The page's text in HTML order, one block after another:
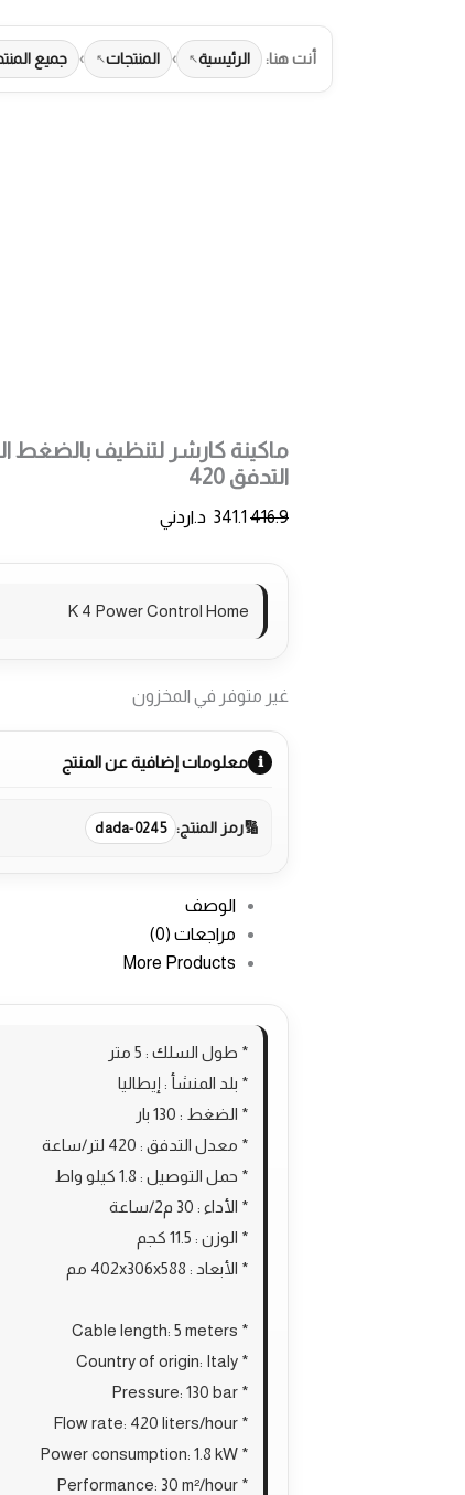
أنت هنا: الرئيسية › المنتجات › جميع
التدفق 420
416.9
341.1 د.اردني
K 4 Power Control Home
غير متوفر في المخزون
معلومات إضافية عن المنتج
رمز المنتج: dada-0245
الوصف
مراجعات (0)
More Products
* طول السلك : 5 متر
* بلد المنشأ : إيطاليا
* الضغط : 130 بار
* معدل التدفق : 420 لتر/ساعة
* حمل التوصيل : 1.8 كيلو واط
* الأداء : 30 م2/ساعة
* الوزن : 11.5 كجم
* الأبعاد : 402x306x588 مم
* Cable length: 5 meters
* Country of origin: Italy
* Pressure: 130 bar
* Flow rate: 420 liters/hour
* Power consumption: 1.8 kW
* Performance: 30 m²/hour